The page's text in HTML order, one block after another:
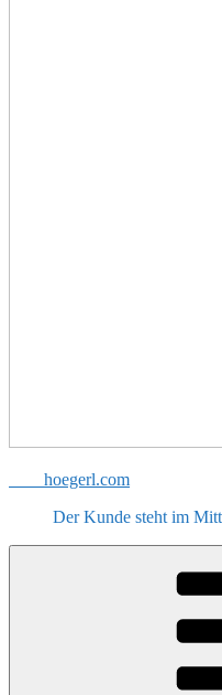
hoegerl.com
Der Kunde steht im